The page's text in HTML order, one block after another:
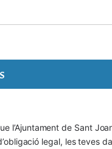
l’Ajuntament de Sant
legal, les teves